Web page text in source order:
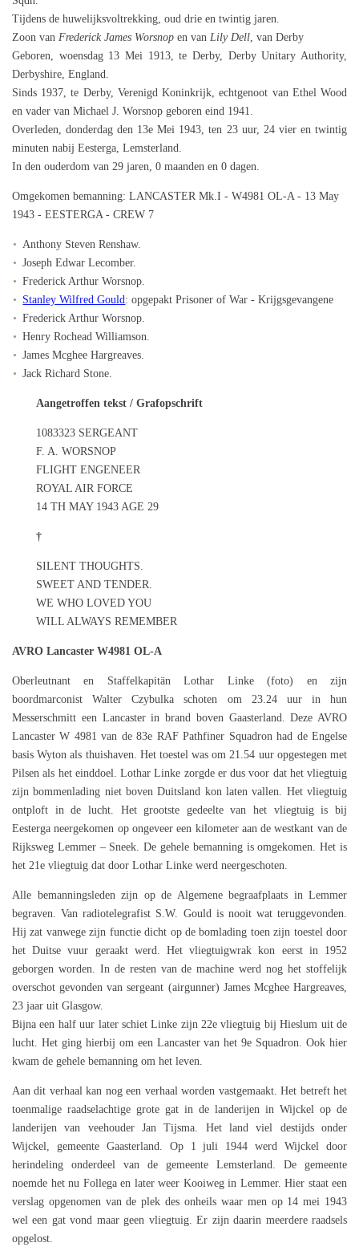
Tijdens de huwelijksvoltrekking, oud drie en twintig jaren.
Zoon van Frederick James Worsnop en van Lily Dell , van Derby
Geboren, woensdag 13 Mei 1913, te Derby, Derby Unitary Authority,
Derbyshire, England.
Sinds 1937, te Derby, Verenigd Koninkrijk, echtgenoot van Ethel Wood
en vader van Michael J. Worsnop geboren eind 1941.
Overleden, donderdag den 13e Mei 1943, ten 23 uur, 24 vier en twintig
minuten nabij Eesterga, Lemsterland.
In den ouderdom van 29 jaren, 0 maanden en 0 dagen.
Omgekomen bemanning: LANCASTER Mk.I - W4981 OL-A - 13 May
1943 - EESTERGA - CREW 7
Anthony Steven Renshaw.
Joseph Edwar Lecomber.
Frederick Arthur Worsnop.
Stanley Wilfred Gould : opgepakt Prisoner of War - Krijgsgevangene
Frederick Arthur Worsnop.
Henry Rochead Williamson.
James Mcghee Hargreaves.
Jack Richard Stone.
Aangetroffen tekst / Grafopschrift
1083323 SERGEANT
F. A. WORSNOP
FLIGHT ENGENEER
ROYAL AIR FORCE
14 TH MAY 1943 AGE 29
†
SILENT THOUGHTS.
SWEET AND TENDER.
WE WHO LOVED YOU
WILL ALWAYS REMEMBER
AVRO Lancaster W4981 OL-A
Oberleutnant en Staffelkapitän Lothar Linke (foto) en zijn
boordmarconist Walter Czybulka schoten om 23.24 uur in hun
Messerschmitt een Lancaster in brand boven Gaasterland. Deze AVRO
Lancaster W 4981 van de 83e RAF Pathfiner Squadron had de Engelse
basis Wyton als thuishaven. Het toestel was om 21.54 uur opgestegen met
Pilsen als het einddoel. Lothar Linke zorgde er dus voor dat het vliegtuig
zijn bommenlading niet boven Duitsland kon laten vallen. Het vliegtuig
ontploft in de lucht. Het grootste gedeelte van het vliegtuig is bij
Eesterga neergekomen op ongeveer een kilometer aan de westkant van de
Rijksweg Lemmer – Sneek. De gehele bemanning is omgekomen. Het is
het 21e vliegtuig dat door Lothar Linke werd neergeschoten.
Alle bemanningsleden zijn op de Algemene begraafplaats in Lemmer
begraven. Van radiotelegrafist S.W. Gould is nooit wat teruggevonden.
Hij zat vanwege zijn functie dicht op de bomlading toen zijn toestel door
het Duitse vuur geraakt werd. Het vliegtuigwrak kon eerst in 1952
geborgen worden. In de resten van de machine werd nog het stoffelijk
overschot gevonden van sergeant (airgunner) James Mcghee Hargreaves,
23 jaar uit Glasgow.
Bijna een half uur later schiet Linke zijn 22e vliegtuig bij Hieslum uit de
lucht. Het ging hierbij om een Lancaster van het 9e Squadron. Ook hier
kwam de gehele bemanning om het leven.
Aan dit verhaal kan nog een verhaal worden vastgemaakt. Het betreft het
toenmalige raadselachtige grote gat in de landerijen in Wijckel op de
landerijen van veehouder Jan Tijsma. Het land viel destijds onder
Wijckel, gemeente Gaasterland. Op 1 juli 1944 werd Wijckel door
herindeling onderdeel van de gemeente Lemsterland. De gemeente
noemde het nu Follega en later weer Kooiweg in Lemmer. Hier staat een
verslag opgenomen van de plek des onheils waar men op 14 mei 1943
wel een gat vond maar geen vliegtuig. Er zijn daarin meerdere raadsels
opgelost.